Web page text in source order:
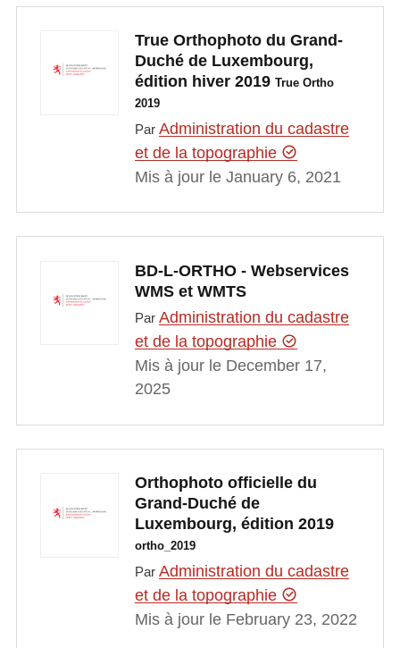
True Orthophoto du Grand-
Duché de Luxembourg,
édition hiver 2019 True Ortho
2019
Par Administration du cadastre
et de la topographie
Mis à jour le January 6, 2021
BD-L-ORTHO - Webservices
WMS et WMTS
Par Administration du cadastre
et de la topographie
Mis à jour le December 17,
2025
Orthophoto officielle du
Grand-Duché de
Luxembourg, édition 2019
ortho_2019
Par Administration du cadastre
et de la topographie
Mis à jour le February 23, 2022